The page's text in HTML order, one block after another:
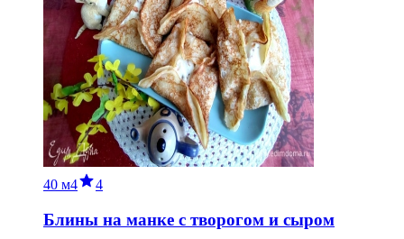
40 м4 4
Блины на манке с творогом и сыром